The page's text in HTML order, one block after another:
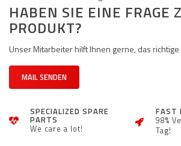
HABEN SIE EINE FRAGE
PRODUKT?
Unser Mitarbeiter hilft Ihnen gerne, das
MAIL SENDEN
SPECIALIZED SPARE
PARTS
We care a lot!
FAST
98%
Tag!